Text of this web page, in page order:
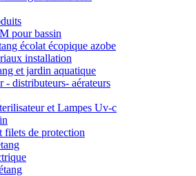
pour bassin
écolat écopique azobe
installation
et jardin aquatique
- distributeurs- aérateurs
et Lampes Uv-c
filets de protection